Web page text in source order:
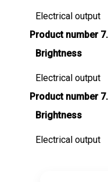
Electrical output
Product number
Brightness
Electrical output
Product number
Brightness
Electrical output